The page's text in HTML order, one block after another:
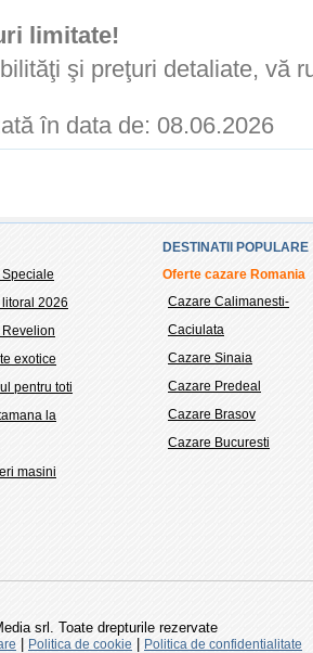
limitate!
şi preţuri detaliate, vă
în data de: 08.06.2026
Speciale
litoral 2026
Revelion
exotice
pentru toti
la
masini
DESTINATII POPULARE
Oferte cazare Romania
Cazare Calimanesti-
Caciulata
Cazare Sinaia
Cazare Predeal
Cazare Brasov
Cazare Bucuresti
srl. Toate drepturile rezervate
Politica de cookie Politica de confidentialitate